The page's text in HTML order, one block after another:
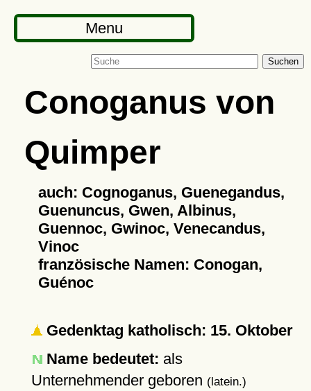
Menu
Suchen
Conoganus von
Quimper
auch: Cognoganus, Guenegandus,
Guenuncus, Gwen, Albinus,
Guennoc, Gwinoc, Venecandus,
Vinoc
französische Namen: Conogan,
Guénoc
Gedenktag katholisch: 15. Oktober
Name bedeutet: als
Unternehmender geboren (latein.)